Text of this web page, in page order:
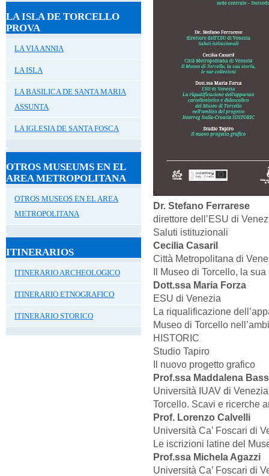
LA ISLA DE TORCELLO
PROVA
LA VIA ANNIA
LA ISLA
LA BASILICA DE SANTA MARIA
ASSUNTA
LA IGLESIA DE SANTA FOSCA
OTROS MUSEUMS EN EL
AREA METROPOLITANA
OTROS MUSEOS EN EL AREA
METROPOLITANA
ITINERARIOS
ITINERARIO ARCHEOLOGICO
ITINERARIO ETNOGRAFICO
ITINERARIO STORICO
Dr. Stefano Ferrarese
direttore dell’ESU di
Saluti istituzionali
Cecilia Casaril
Città Metropolitana di
Il Museo di Torcello, la
Dott.ssa Maria Forza
ESU di Venezia
La riqualificazione
Museo di Torcello
HISTORIC
Studio Tapiro
Il nuovo progetto grafico
Prof.ssa Maddalena
Università IUAV di Venezia
Torcello. Scavi e ricerche
Prof. Lorenzo Calvelli
Università Ca’ Foscari di
Le iscrizioni latine del
Prof.ssa Michela Agazzi
Università Ca’ Foscari di